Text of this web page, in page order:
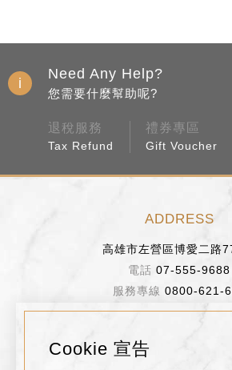
Cookie 宣告
Need Any Help?
您需要什麼幫助呢?
退稅服務
Tax Refund
禮券專區
Gift Voucher
ADDRESS
高雄市左營區博愛二路
07-555-9688
0800-621-